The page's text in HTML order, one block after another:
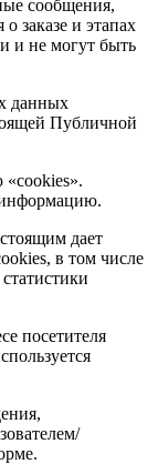
сообщения,
заказе и этапах
и не могут быть
данных
Публичной
«cookies».
дает
в том числе
посетителя